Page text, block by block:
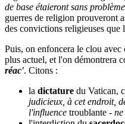
de base étaieront sans
guerres de religion prouveront
des convictions religieuses que
Puis, on enfoncera le clou
plus actuel, et l'on démontrera
réac'. Citons :
la dictature du Vatican,
judicieux, à cet endroit,
l'influence troublante -